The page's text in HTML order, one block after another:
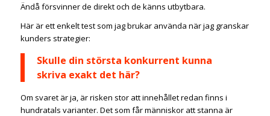
Ändå försvinner de direkt och de känns utbytbara.
Här är ett enkelt test som jag brukar använda när jag granskar
kunders strategier:
Skulle din största konkurrent kunna
skriva exakt det här?
Om svaret är ja, är risken stor att innehållet redan finns i
hundratals varianter. Det som får människor att stanna är